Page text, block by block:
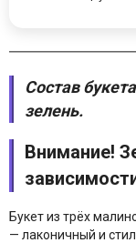
Состав
зелень.
Внимание!
Букет из трёх
— лаконичный и